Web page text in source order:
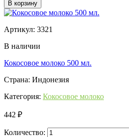
В корзину
Артикул: 3321
В наличии
Кокосовое молоко 500 мл.
Страна: Индонезия
Категория: Кокосовое молоко
442 ₽
Количество: